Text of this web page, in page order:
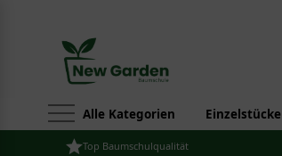
Alle Kategorien Einzelstücke
Top Baumschulqualität